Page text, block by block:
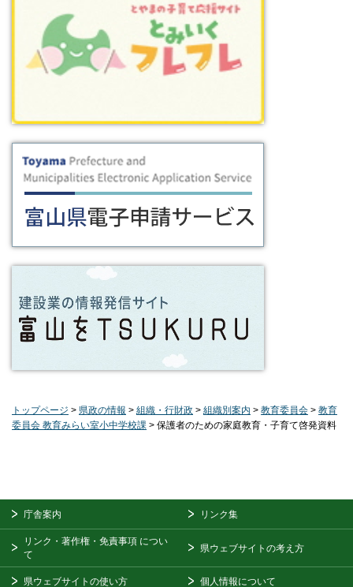
トップページ > 県政の情報 > 組織・行財政 > 組織別案内 > 教育委員会 > 教育
委員会 教育みらい室小中学校課 > 保護者のための家庭教育・子育て啓発資料
庁舎案内 リンク集
リンク・著作権・免責事項 につい
て
県ウェブサイトの考え方
県ウェブサイトの使い方 個人情報について